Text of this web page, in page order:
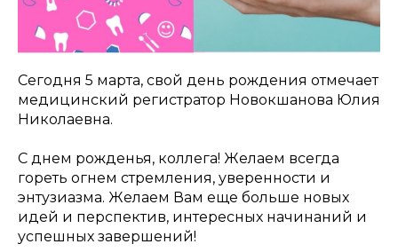
Сегодня 5 марта, свой день рождения отмечает
медицинский регистратор Новокшанова Юлия
Николаевна.
С днем рожденья, коллега! Желаем всегда
гореть огнем стремления, уверенности и
энтузиазма. Желаем Вам еще больше новых
идей и перспектив, интересных начинаний и
успешных завершений!